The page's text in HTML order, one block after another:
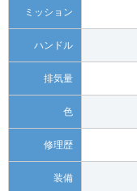
ミッション
ハンドル
排気量
色
修理歴
装備